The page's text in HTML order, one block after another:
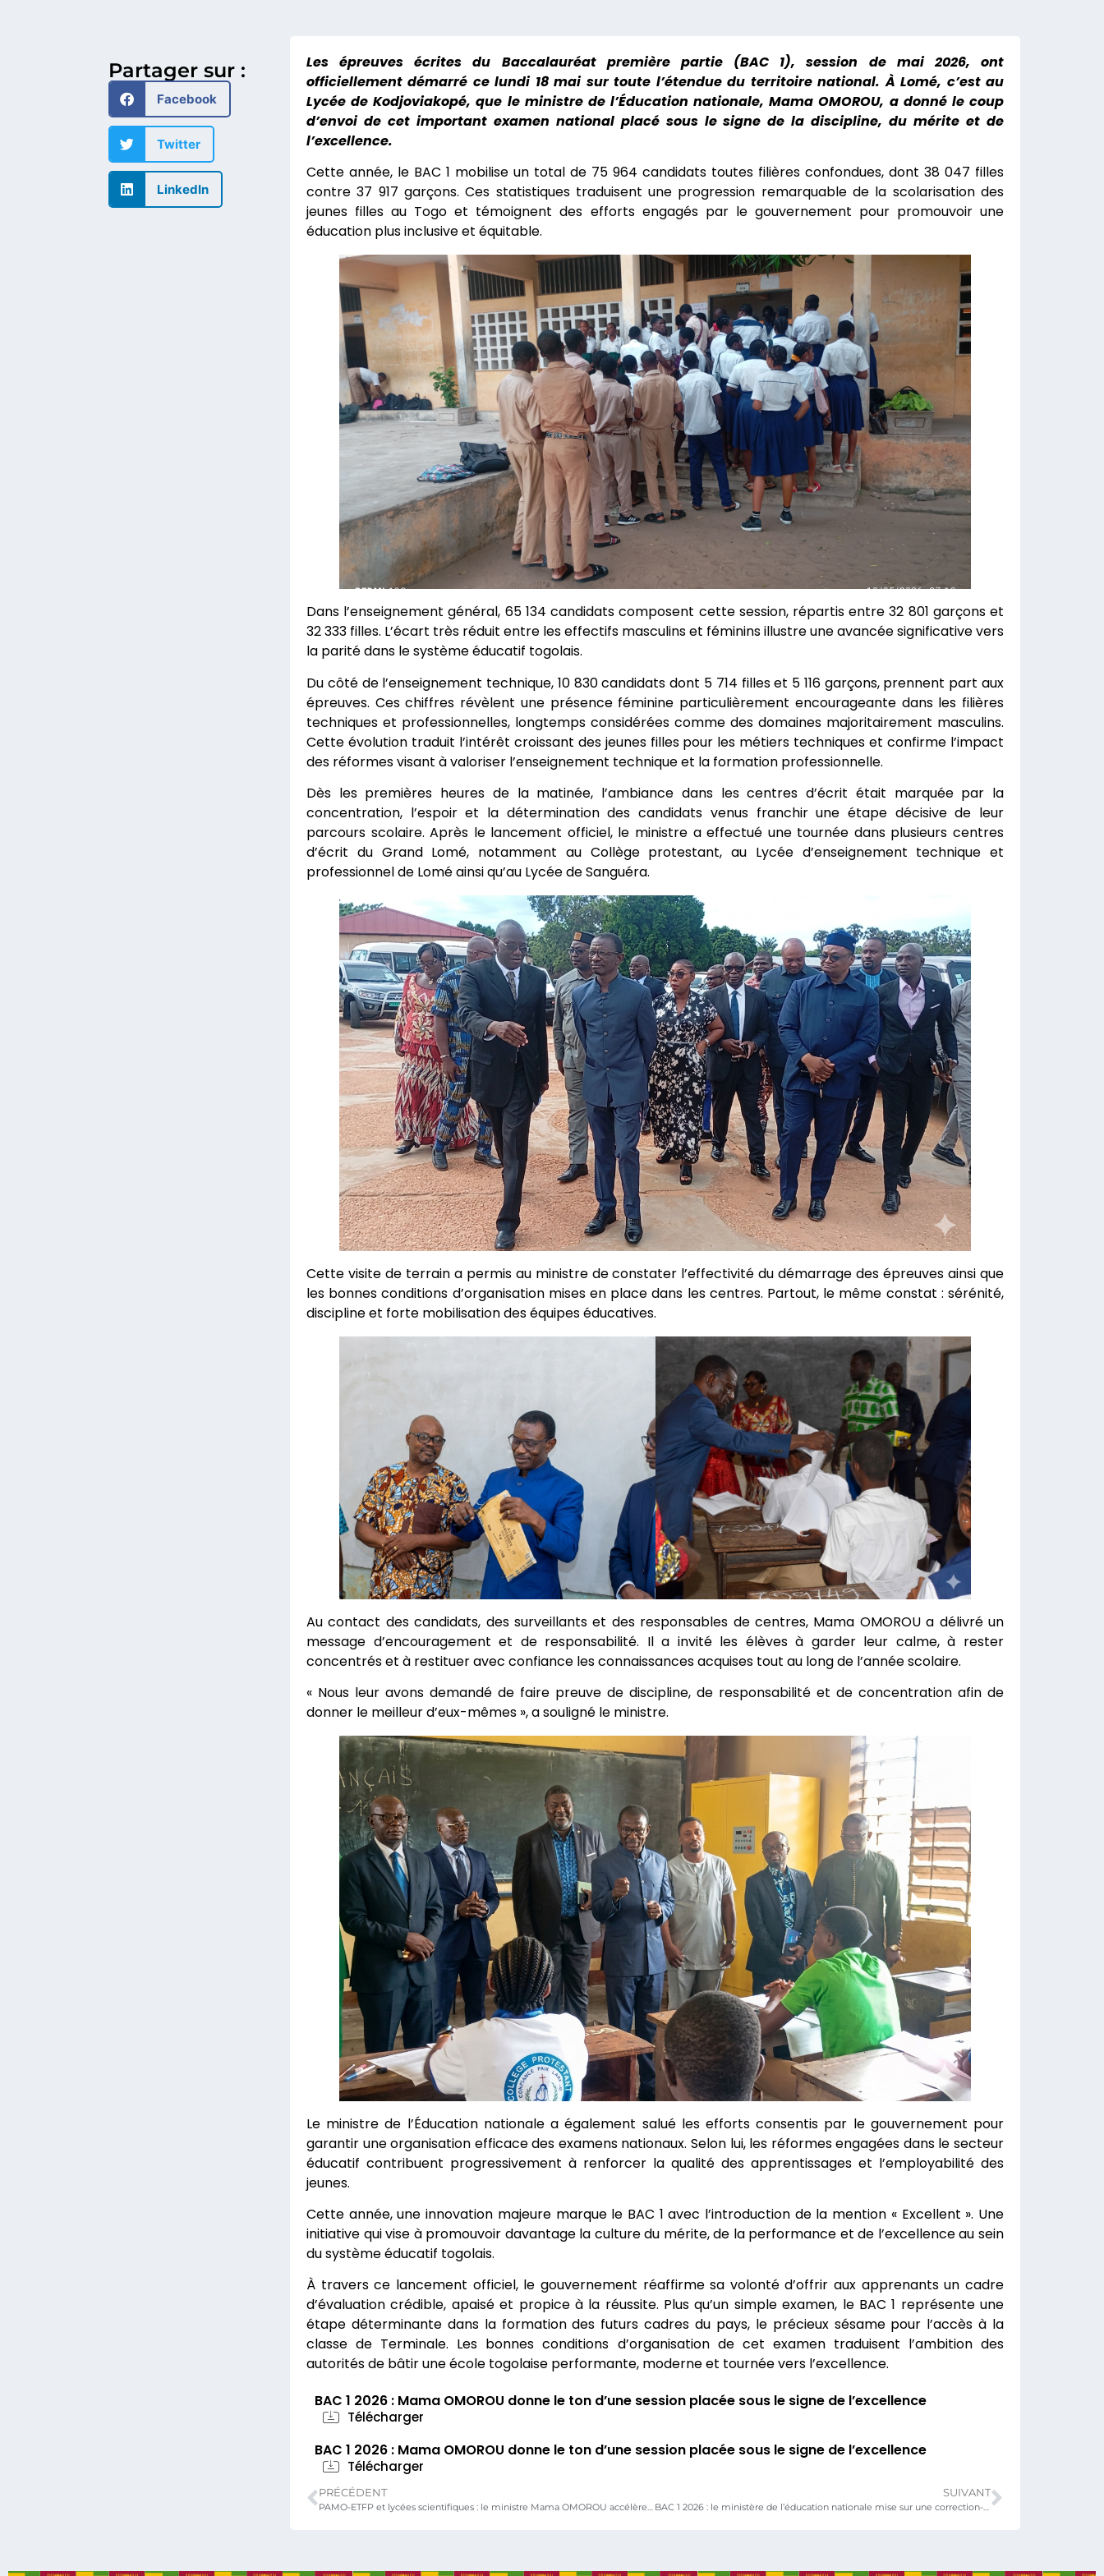
Partager sur :
Facebook
Twitter
LinkedIn
Les épreuves écrites du Baccalauréat première partie (BAC 1), session de mai 2026, ont
officiellement démarré ce lundi 18 mai sur toute l’étendue du territoire national. À Lomé, c’est au
Lycée de Kodjoviakopé, que le ministre de l’Éducation nationale, Mama OMOROU, a donné le coup
d’envoi de cet important examen national placé sous le signe de la discipline, du mérite et de
l’excellence.
Cette année, le BAC 1 mobilise un total de 75 964 candidats toutes filières confondues, dont 38 047 filles
contre 37 917 garçons. Ces statistiques traduisent une progression remarquable de la scolarisation des
jeunes filles au Togo et témoignent des efforts engagés par le gouvernement pour promouvoir une
éducation plus inclusive et équitable.
Dans l’enseignement général, 65 134 candidats composent cette session, répartis entre 32 801 garçons et
32 333 filles. L’écart très réduit entre les effectifs masculins et féminins illustre une avancée significative vers
la parité dans le système éducatif togolais.
Du côté de l’enseignement technique, 10 830 candidats dont 5 714 filles et 5 116 garçons, prennent part aux
épreuves. Ces chiffres révèlent une présence féminine particulièrement encourageante dans les filières
techniques et professionnelles, longtemps considérées comme des domaines majoritairement masculins.
Cette évolution traduit l’intérêt croissant des jeunes filles pour les métiers techniques et confirme l’impact
des réformes visant à valoriser l’enseignement technique et la formation professionnelle.
Dès les premières heures de la matinée, l’ambiance dans les centres d’écrit était marquée par la
concentration, l’espoir et la détermination des candidats venus franchir une étape décisive de leur
parcours scolaire. Après le lancement officiel, le ministre a effectué une tournée dans plusieurs centres
d’écrit du Grand Lomé, notamment au Collège protestant, au Lycée d’enseignement technique et
professionnel de Lomé ainsi qu’au Lycée de Sanguéra.
Cette visite de terrain a permis au ministre de constater l’effectivité du démarrage des épreuves ainsi que
les bonnes conditions d’organisation mises en place dans les centres. Partout, le même constat : sérénité,
discipline et forte mobilisation des équipes éducatives.
Au contact des candidats, des surveillants et des responsables de centres, Mama OMOROU a délivré un
message d’encouragement et de responsabilité. Il a invité les élèves à garder leur calme, à rester
concentrés et à restituer avec confiance les connaissances acquises tout au long de l’année scolaire.
« Nous leur avons demandé de faire preuve de discipline, de responsabilité et de concentration afin de
donner le meilleur d’eux-mêmes », a souligné le ministre.
Le ministre de l’Éducation nationale a également salué les efforts consentis par le gouvernement pour
garantir une organisation efficace des examens nationaux. Selon lui, les réformes engagées dans le secteur
éducatif contribuent progressivement à renforcer la qualité des apprentissages et l’employabilité des
jeunes.
Cette année, une innovation majeure marque le BAC 1 avec l’introduction de la mention « Excellent ». Une
initiative qui vise à promouvoir davantage la culture du mérite, de la performance et de l’excellence au sein
du système éducatif togolais.
À travers ce lancement officiel, le gouvernement réaffirme sa volonté d’offrir aux apprenants un cadre
d’évaluation crédible, apaisé et propice à la réussite. Plus qu’un simple examen, le BAC 1 représente une
étape déterminante dans la formation des futurs cadres du pays, le précieux sésame pour l’accès à la
classe de Terminale. Les bonnes conditions d’organisation de cet examen traduisent l’ambition des
autorités de bâtir une école togolaise performante, moderne et tournée vers l’excellence.
BAC 1 2026 : Mama OMOROU donne le ton d’une session placée sous le signe de l’excellence
Télécharger
BAC 1 2026 : Mama OMOROU donne le ton d’une session placée sous le signe de l’excellence
Télécharger
PRÉCÉDENT SUIVANT